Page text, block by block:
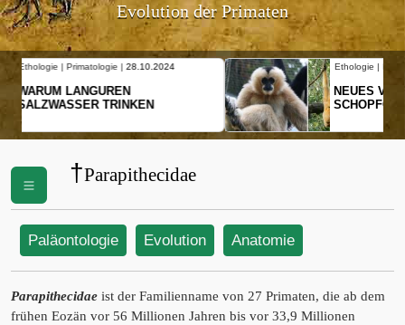
Evolution der Primaten
Ethologie | Primatologie |10.10.2024
NEUES VON WEIBLICHEN
SCHOPFGIBBONS UND IHRER
BEWEGUNGSMUSTER
†Parapithecidae
Paläontologie Evolution Anatomie
Parapithecidae ist der Familienname von 27 Primaten, die ab dem
frühen Eozän vor 56 Millionen Jahren bis vor 33,9 Millionen